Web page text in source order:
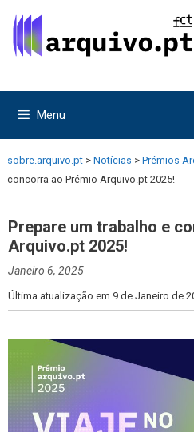
para
para
Menu
sobre.arquivo.pt > Notícias > Prémios
concorra ao Prémio Arquivo.pt 2025!
Prepare um trabalho e
Arquivo.pt 2025!
Janeiro 6, 2025
Última atualização em 9 de Janeiro de